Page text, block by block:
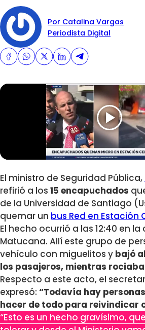
Por Catalina Vargas
Periodista Digital
El ministro de Seguridad Pública,
refirió a los 15 encapuchados
de la Universidad de Santiago
quemar un bus Red en Estación
El hecho ocurrió a las 12:40 en
Matucana. Allí este grupo de
vehículo con miguelitos y bajó
los pasajeros, mientras
Respecto a este acto, el
expresó: “Todavía hay
hacer de todo para reivindicar
“Esto es un hecho gravísimo,